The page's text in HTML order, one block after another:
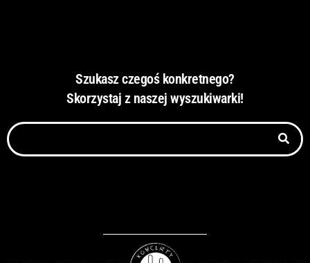
Szukasz czegoś konkretnego?
Skorzystaj z naszej wyszukiwarki!
Szukaj